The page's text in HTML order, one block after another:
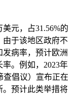
元，占31.56%的
由于该地区政府不
病率，预计欧洲
。例如，2023年
查倡议）宣布正在
。预计此类举措将